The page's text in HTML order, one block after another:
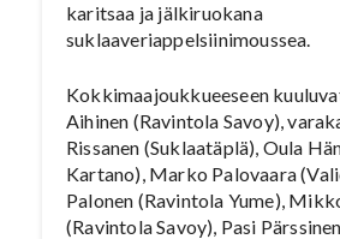
karitsaa ja jälkiruokana
suklaaveriappelsiinimoussea.
Kokkimaajoukkueeseen
Aihinen (Ravintola Savoy),
Rissanen (Suklaatäplä), Oula
Kartano), Marko Palovaara
Palonen (Ravintola Yume),
(Ravintola Savoy), Pasi